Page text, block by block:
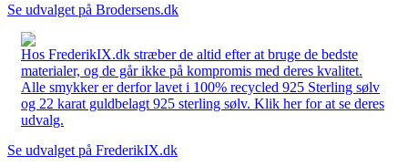
Se udvalget på Brodersens.dk
Hos FrederikIX.dk stræber de altid efter at bruge de bedste
materialer, og de går ikke på kompromis med deres kvalitet.
Alle smykker er derfor lavet i 100% recycled 925 Sterling sølv
og 22 karat guldbelagt 925 sterling sølv. Klik her for at se deres
udvalg.
Se udvalget på FrederikIX.dk